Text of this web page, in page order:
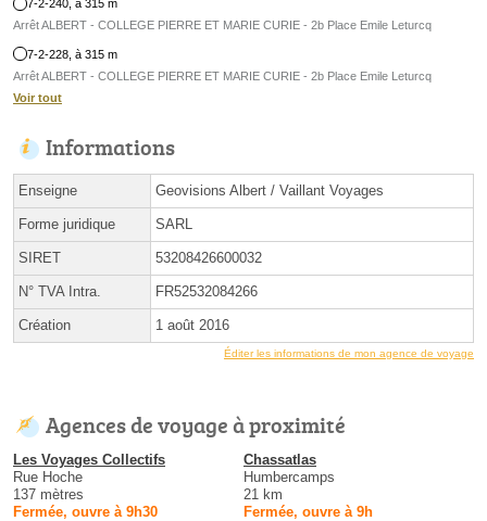
7-2-240, à 315 m
Arrêt ALBERT - COLLEGE PIERRE ET MARIE CURIE - 2b Place Emile Leturcq
7-2-228, à 315 m
Arrêt ALBERT - COLLEGE PIERRE ET MARIE CURIE - 2b Place Emile Leturcq
Voir tout
Informations
Enseigne Geovisions Albert / Vaillant Voyages
Forme juridique SARL
SIRET 53208426600032
N° TVA Intra. FR52532084266
Création 1 août 2016
Éditer les informations de mon agence de voyage
Agences de voyage à proximité
Les Voyages Collectifs
Rue Hoche
137 mètres
Fermée, ouvre à 9h30
Chassatlas
Humbercamps
21 km
Fermée, ouvre à 9h